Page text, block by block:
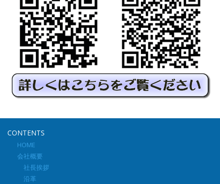
CONTENTS
HOME
会社概要
社長挨拶
沿革